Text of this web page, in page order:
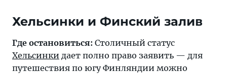
Где остановиться: Столичный статус
Хельсинки дает полно право заявить — для
путешествия по югу Финляндии можно